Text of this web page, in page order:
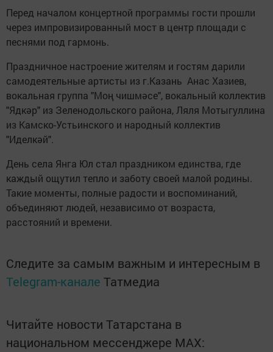
Перед началом концертной программы гости прошли
через импровизированный мост в центр площади с
песнями под гармонь.
Праздничное настроение жителям и гостям дарили
самодеятельные артисты из г.Казань Анас Хазиев,
вокальная группа "Моң чишмәсе", вокальный коллектив
"Ядкәр" из Зеленодольского района, Ляля Мотыгуллина
из Камско-Устьинского и народный коллектив
"Иделкәй".
День села Янга Юл стал праздником единства, где
каждый ощутил тепло и заботу своей малой родины.
Такие моменты, полные радости и воспоминаний,
объединяют людей, независимо от возраста,
расстояний и времени.
Следите за самым важным и интересным в
Telegram-канале Татмедиа
Читайте новости Татарстана в
национальном мессенджере MАХ: